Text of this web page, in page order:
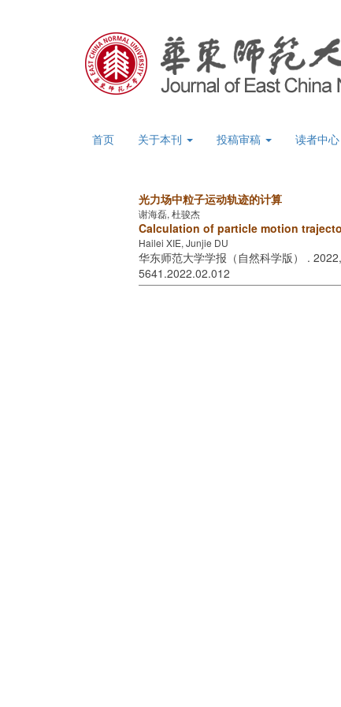
首页 关于本刊 投稿审稿 读者中心
光力场中粒子运动轨迹的计算
谢海磊, 杜骏杰
Calculation of particle motion
Hailei XIE, Junjie DU
华东师范大学学报（自然科学版） .
5641.2022.02.012